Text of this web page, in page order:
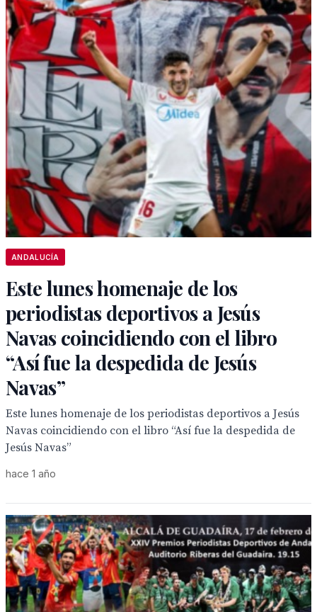
ANDALUCÍA
Este lunes homenaje de los
periodistas deportivos a Jesús
Navas coincidiendo con el libro
“Así fue la despedida de Jesús
Navas”
Este lunes homenaje de los periodistas deportivos a Jesús
Navas coincidiendo con el libro “Así fue la despedida de
Jesús Navas”
hace 1 año